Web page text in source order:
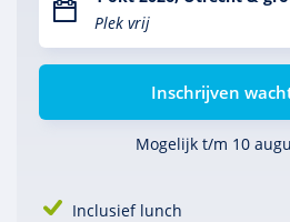
Plek vrij
Inschrijven
Mogelijk t/m 10
Inclusief lunch